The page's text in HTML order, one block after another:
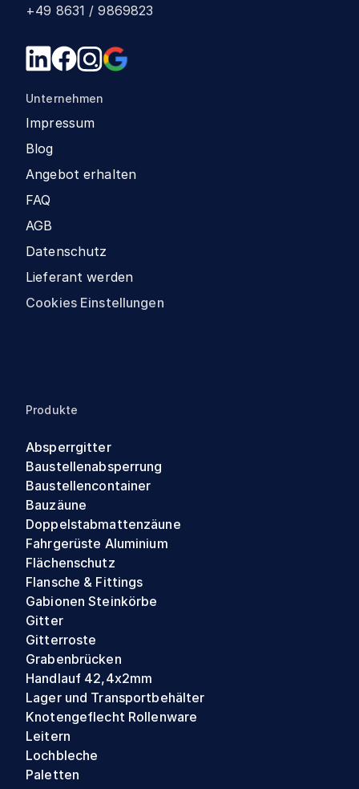
+49 8631 / 9869823
Unternehmen
Impressum
Blog
Angebot erhalten
FAQ
AGB
Datenschutz
Lieferant werden
Cookies Einstellungen
Produkte
Absperrgitter
Baustellenabsperrung
Baustellencontainer
Bauzäune
Doppelstabmattenzäune
Fahrgerüste Aluminium
Flächenschutz
Flansche & Fittings
Gabionen Steinkörbe
Gitter
Gitterroste
Grabenbrücken
Handlauf 42,4x2mm
Lager und Transportbehälter
Knotengeflecht Rollenware
Leitern
Lochbleche
Paletten